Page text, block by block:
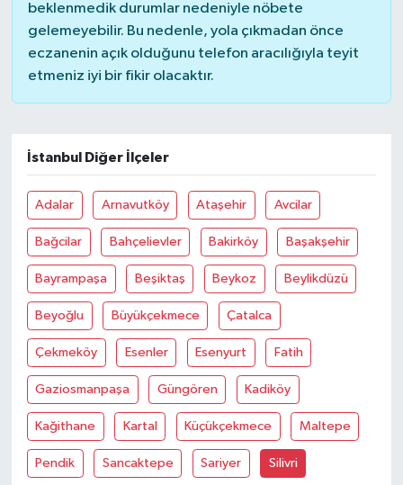
beklenmedik durumlar nedeniyle nöbete
gelemeyebilir. Bu nedenle, yola çıkmadan önce
eczanenin açık olduğunu telefon aracılığıyla teyit
etmeniz iyi bir fikir olacaktır.
İstanbul Diğer İlçeler
Adalar Arnavutköy Ataşehir Avcilar
Bağcilar Bahçelievler Bakirköy Başakşehir
Bayrampaşa Beşiktaş Beykoz Beylikdüzü
Beyoğlu Büyükçekmece Çatalca
Çekmeköy Esenler Esenyurt Fatih
Gaziosmanpaşa Güngören Kadiköy
Kağithane Kartal Küçükçekmece Maltepe
Pendik Sancaktepe Sariyer Silivri